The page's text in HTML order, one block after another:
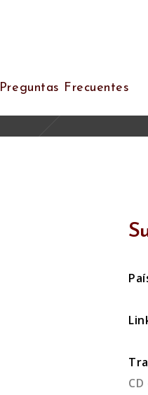
Preguntas Frecuentes